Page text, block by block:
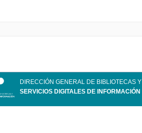
DIRECCIÓN GENERAL DE BIBLIOTECAS Y
SERVICIOS DIGITALES DE INFORMACIÓN